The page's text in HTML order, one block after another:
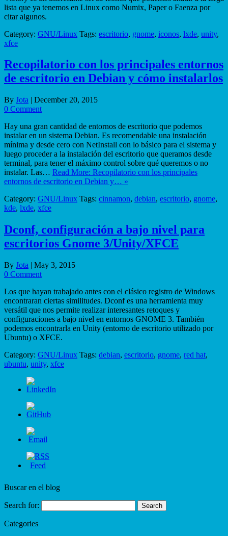
lista que ya tenemos en Linux como Numix, Paper o Faenza por
citar algunos.
Category: GNU/Linux Tags: escritorio, gnome, iconos, lxde, unity,
xfce
Recopilatorio con los principales entornos
de escritorio en Debian y cómo instalarlos
By Jota | December 20, 2015
0 Comment
Hay una gran cantidad de entornos de escritorio que podemos
instalar en un sistema Debian. Es recomendable una instalación
mínima y desde cero con NetInstall con lo básico para el sistema y
luego proceder a la instalación del escritorio que queramos desde
terminal, para tener el máximo control sobre qué queremos o no
instalar. Las… Read More: Recopilatorio con los principales
entornos de escritorio en Debian y… »
Category: GNU/Linux Tags: cinnamon, debian, escritorio, gnome,
kde, lxde, xfce
Dconf, configuración a bajo nivel para
escritorios Gnome 3/Unity/XFCE
By Jota | May 3, 2015
0 Comment
Los que hayan trabajado antes con el clásico registro de Windows
encontraran ciertas similitudes. Dconf es una herramienta muy
versátil que nos permite realizar interesantes retoques y
configuraciones a bajo nivel en entornos GNOME 3. También
podemos encontrarla en Unity (entorno de escritorio utilizado por
Ubuntu) o XFCE.
Category: GNU/Linux Tags: debian, escritorio, gnome, red hat,
ubuntu, unity, xfce
Buscar en el blog
Search for:
Categories